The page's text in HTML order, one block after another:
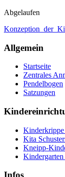
Abgelaufen
Allgemein
Startseite
Zentrales
Pendelbogen
Satzungen
Kita
Kneipp-